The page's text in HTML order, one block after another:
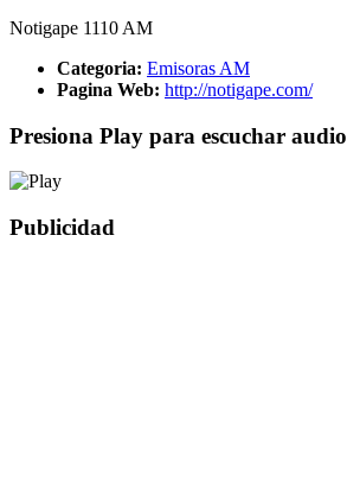
Notigape 1110 AM
Categoria: Emisoras AM
Pagina Web: http://notigape.com/
Presiona Play para escuchar audio
Publicidad